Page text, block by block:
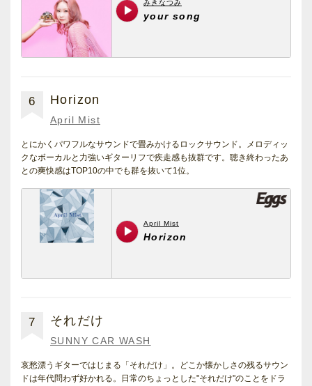
6 Horizon
April Mist
とにかくパワフルなサウンドで畳みかけるロックサウンド。メロディッ
クなボーカルと力強いギターリフで疾走感も抜群です。聴き終わったあ
との爽快感はTOP10の中でも群を抜いて1位。
7 それだけ
SUNNY CAR WASH
哀愁漂うギターではじまる「それだけ」。どこか懐かしさの残るサウン
ドは年代問わず好かれる。日常のちょっとした"それだけ"のことをドラ